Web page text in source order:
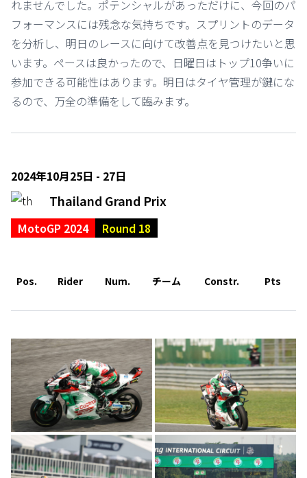
れませんでした。ポテンシャルがあっただけに、今回のパ
フォーマンスには残念な気持ちです。スプリントのデータ
を分析し、明日のレースに向けて改善点を見つけたいと思
います。ペースは良かったので、日曜日はトップ10争いに
参加できる可能性はあります。明日はタイヤ管理が鍵にな
るので、万全の準備をして臨みます。
2024年10月25日 - 27日
Thailand Grand Prix
MotoGP 2024 Round 18
Pos. Rider Num. チーム Constr. Pts